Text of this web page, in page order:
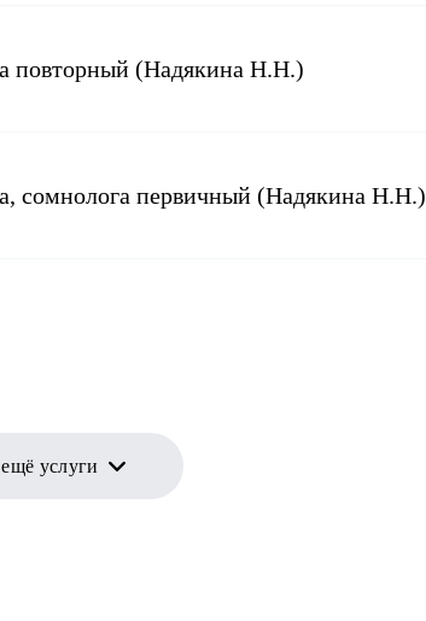
повторный (Надякина Н.Н.)
сомнолога первичный (Надякина Н.Н.)
услуги